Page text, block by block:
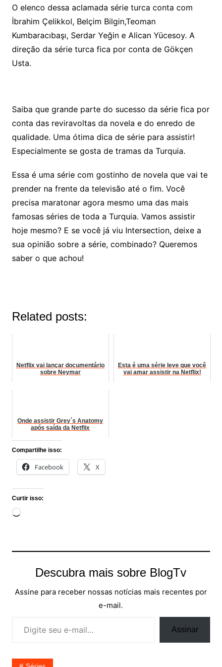
O elenco dessa aclamada série turca conta com
İbrahim Çelikkol, Belçim Bilgin,Teoman
Kumbaracıbaşı, Serdar Yeğin e Alican Yücesoy. A
direção da série turca fica por conta de Gökçen
Usta.
Saiba que grande parte do sucesso da série fica por
conta das reviravoltas da novela e do enredo de
qualidade. Uma ótima dica de série para assistir!
Especialmente se gosta de tramas da Turquia.
Essa é uma série com gostinho de novela que vai te
prender na frente da televisão até o fim. Você
precisa maratonar agora mesmo uma das mais
famosas séries de toda a Turquia. Vamos assistir
hoje mesmo? E se você já viu Intersection, deixe a
sua opinião sobre a série, combinado? Queremos
saber o que achou!
Related posts:
Netflix vai lançar documentário
sobre Neymar
Esta é uma série leve que você
vai amar assistir na Netflix!
Onde assistir Grey´s Anatomy
após saída da Netflix
Compartilhe isso:
Facebook X
Curtir isso:
Carregando...
Descubra mais sobre BlogTv
Assine para receber nossas notícias mais recentes por
e-mail.
Assinar